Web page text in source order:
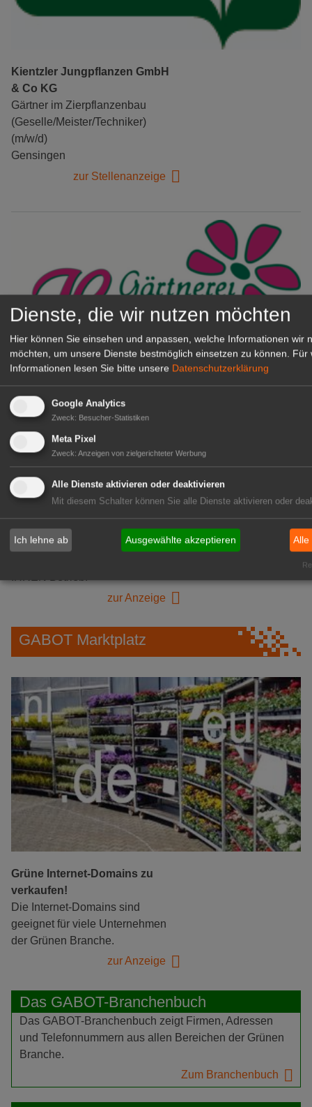
Kientzler Jungpflanzen GmbH
& Co KG
Gärtner im Zierpflanzenbau
(Geselle/Meister/Techniker)
(m/w/d)
Gensingen
zur Stellenanzeige
Gärtnerei Hanns
Mitarbeiter (m/w/d) für unsere
Logistikhalle
Herongen
zur Stellenanzeige
GABOT Immobilienangebote
1A-Lage, ihre Chance in der
grünen Branche
IHREN Betrieb!
zur Anzeige
GABOT Marktplatz
Grüne Internet-Domains zu
verkaufen!
Die Internet-Domains sind
geeignet für viele Unternehmen
der Grünen Branche.
zur Anzeige
Das GABOT-Branchenbuch
Das GABOT-Branchenbuch zeigt Firmen, Adressen
und Telefonnummern aus allen Bereichen der Grünen
Branche.
Zum Branchenbuch
Dienste, die wir nutzen möchten
Hier können Sie einsehen und anpassen, welche Informationen wir
möchten, um unsere Dienste bestmöglich einsetzen zu können.
Für
Informationen lesen Sie bitte unsere Datenschutzerklärung
Google Analytics
Zweck: Besucher-Statistiken
Meta Pixel
Zweck: Anzeigen von zielgerichteter Werbung
Alle Dienste aktivieren oder deaktivieren
Mit diesem Schalter können Sie alle Dienste aktivieren oder
Ich lehne ab Ausgewählte akzeptieren Alle